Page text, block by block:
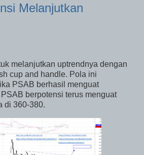
Melanjutkan
melanjutkan uptrendnya dengan
cup and handle. Pola ini
PSAB berhasil menguat
berpotensi terus menguat
di 360-380.